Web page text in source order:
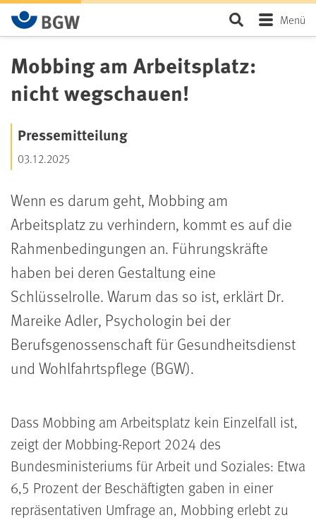
Zum Hauptinhalt springen SeiteMenü
Mobbing am Arbeitsplatz:
nicht wegschauen!
Pressemitteilung
03.12.2025
Wenn es darum geht, Mobbing am
Arbeitsplatz zu verhindern, kommt es auf die
Rahmenbedingungen an. Führungskräfte
haben bei deren Gestaltung eine
Schlüsselrolle. Warum das so ist, erklärt Dr.
Mareike Adler, Psychologin bei der
Berufsgenossenschaft für Gesundheitsdienst
und Wohlfahrtspflege (BGW).
Dass Mobbing am Arbeitsplatz kein Einzelfall ist,
zeigt der Mobbing-Report 2024 des
Bundesministeriums für Arbeit und Soziales: Etwa
6,5 Prozent der Beschäftigten gaben in einer
repräsentativen Umfrage an, Mobbing erlebt zu